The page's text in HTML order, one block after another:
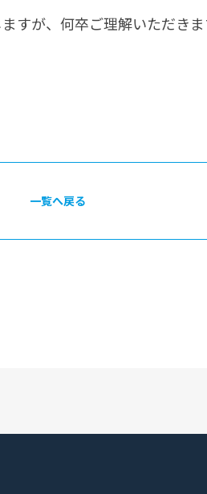
が、何卒ご理解いただきま
一覧へ戻る